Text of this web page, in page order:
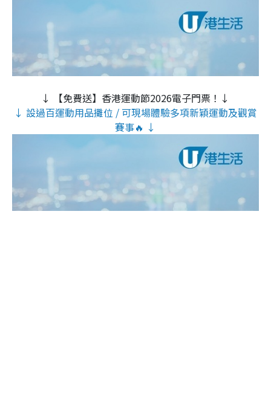
↓ 【免費送】香港運動節2026電子門票！↓
↓ 設過百運動用品攤位 / 可現場體驗多項新穎運動及觀賞
賽事🔥 ↓